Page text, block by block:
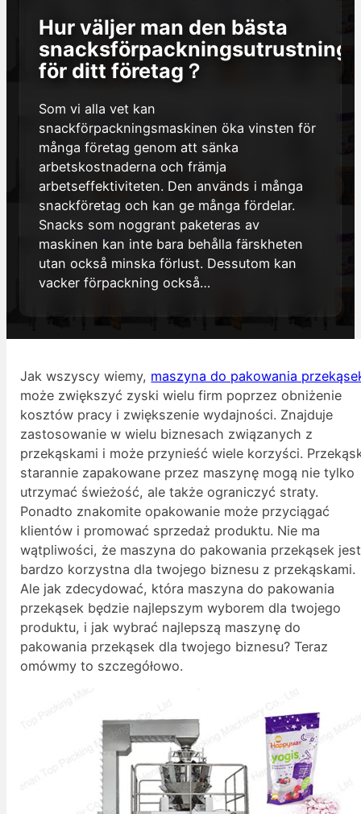
Hur väljer man den bästa
för ditt företag？
Som vi alla vet kan
snackförpackningsmaskinen öka vinsten för
många företag genom att sänka
arbetskostnaderna och främja
arbetseffektiviteten. Den används i många
snackföretag och kan ge många fördelar.
Snacks som noggrant paketeras av
maskinen kan inte bara behålla färskheten
utan också minska förlust. Dessutom kan
vacker förpackning också…
Jak wszyscy wiemy, maszyna do pakowania
może zwiększyć zyski wielu firm poprzez obniżenie
kosztów pracy i zwiększenie wydajności. Znajduje
zastosowanie w wielu biznesach związanych z
przekąskami i może przynieść wiele korzyści.
starannie zapakowane przez maszynę mogą nie tylko
utrzymać świeżość, ale także ograniczyć straty.
Ponadto znakomite opakowanie może przyciągać
klientów i promować sprzedaż produktu. Nie ma
wątpliwości, że maszyna do pakowania przekąsek jest
bardzo korzystna dla twojego biznesu z przekąskami.
Ale jak zdecydować, która maszyna do pakowania
przekąsek będzie najlepszym wyborem dla twojego
produktu, i jak wybrać najlepszą maszynę do
pakowania przekąsek dla twojego biznesu? Teraz
omówmy to szczegółowo.